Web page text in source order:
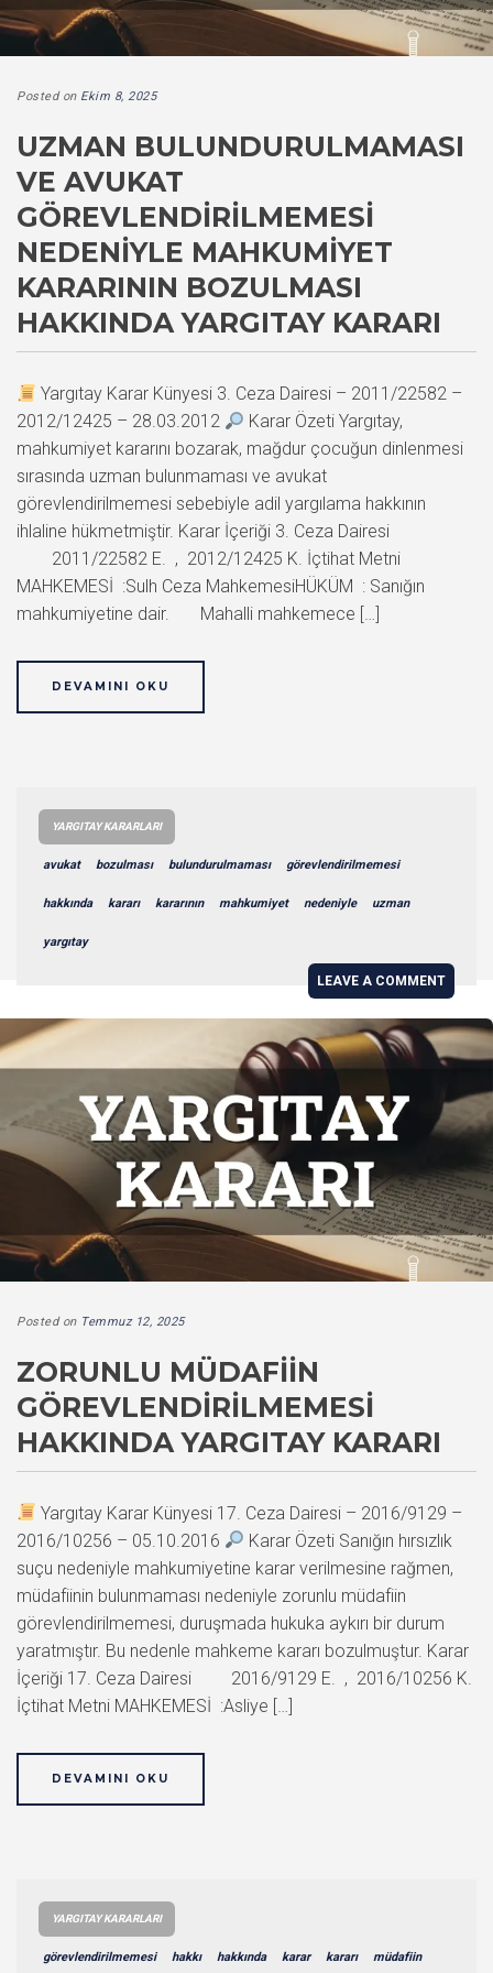
Posted on Ekim 8, 2025
UZMAN BULUNDURULMAMASI
VE AVUKAT
GÖREVLENDIRILMEMESI
NEDENIYLE MAHKUMIYET
KARARININ BOZULMASI
HAKKINDA YARGITAY KARARI
Yargıtay Karar Künyesi 3. Ceza Dairesi – 2011/22582 –
2012/12425 – 28.03.2012
Karar Özeti Yargıtay,
mahkumiyet kararını bozarak, mağdur çocuğun dinlenmesi
sırasında uzman bulunmaması ve avukat
görevlendirilmemesi sebebiyle adil yargılama hakkının
ihlaline hükmetmiştir. Karar İçeriği 3. Ceza Dairesi
2011/22582 E. , 2012/12425 K. İçtihat Metni
MAHKEMESİ :Sulh Ceza MahkemesiHÜKÜM : Sanığın
mahkumiyetine dair. Mahalli mahkemece […]
DEVAMINI OKU
YARGITAY KARARLARI
avukat bozulması bulundurulmaması görevlendirilmemesi
hakkında kararı kararının mahkumiyet nedeniyle uzman
yargıtay
LEAVE A COMMENT
Posted on Temmuz 12, 2025
ZORUNLU MÜDAFIIN
GÖREVLENDIRILMEMESI
HAKKINDA YARGITAY KARARI
Yargıtay Karar Künyesi 17. Ceza Dairesi – 2016/9129 –
2016/10256 – 05.10.2016
Karar Özeti Sanığın hırsızlık
suçu nedeniyle mahkumiyetine karar verilmesine rağmen,
müdafiinin bulunmaması nedeniyle zorunlu müdafiin
görevlendirilmemesi, duruşmada hukuka aykırı bir durum
yaratmıştır. Bu nedenle mahkeme kararı bozulmuştur. Karar
İçeriği 17. Ceza Dairesi 2016/9129 E. , 2016/10256 K.
İçtihat Metni MAHKEMESİ :Asliye […]
DEVAMINI OKU
YARGITAY KARARLARI
görevlendirilmemesi hakkı hakkında karar kararı müdafiin